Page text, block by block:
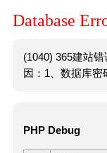
Database
(1040) 365建站
因：1、数据库密
PHP Debug